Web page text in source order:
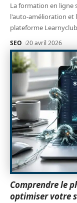
La formation en ligne
l'auto-amélioration et
plateforme
SEO 20 avril 2026
Comprendre le
optimiser votre